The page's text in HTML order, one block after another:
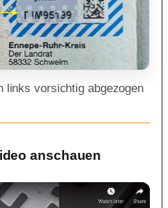
links vorsichtig abgezogen
anschauen